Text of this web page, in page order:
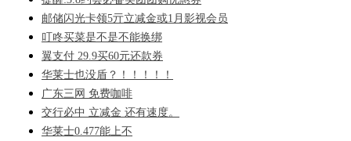
邮储闪光卡领5亓立减金或1月影视会员
叮咚买菜是不是不能换绑
翼支付 29.9买60元还款券
华莱士也没盾？！！！！！
广东三网 免费咖啡
交行必中 立减金 还有速度。
华莱士0.477能上不